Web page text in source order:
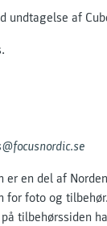
undtagelse af
er en del af
foto og
tilbehørssiden